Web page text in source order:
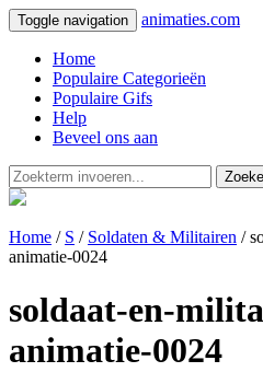
Toggle navigation animaties.com
Home
Populaire Categorieën
Populaire Gifs
Help
Beveel ons aan
Home / S / Soldaten & Militairen /
animatie-0024
soldaat-en-
animatie-0024